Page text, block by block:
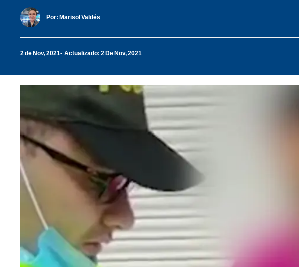
Por: Marisol Valdés
2 de Nov, 2021 Actualizado: 2 De Nov, 2021